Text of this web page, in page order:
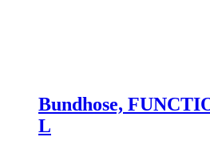
Bundhose,
L